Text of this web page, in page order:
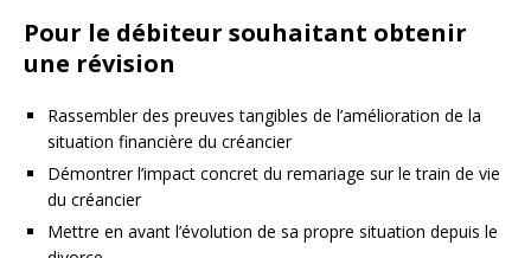
Pour le débiteur souhaitant obtenir
une révision
Rassembler des preuves tangibles de l’amélioration de la
situation financière du créancier
Démontrer l’impact concret du remariage sur le train de vie
du créancier
Mettre en avant l’évolution de sa propre situation depuis le